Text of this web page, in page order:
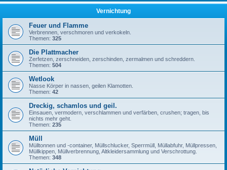
Vernichtung
Feuer und Flamme
Verbrennen, verschmoren und verkokeln.
Themen: 325
Die Plattmacher
Zerfetzen, zerschneiden, zerschinden, zermalmen und schreddern.
Themen: 504
Wetlook
Nasse Körper in nassen, geilen Klamotten.
Themen: 42
Dreckig, schamlos und geil.
Einsauen, vermodern, verschlammen und verfärben, crushen; tragen, bis
nichts mehr geht.
Themen: 235
Müll
Mülltonnen und -container, Müllschlucker, Sperrmüll, Müllabfuhr, Müllpressen,
Müllkippen, Müllverbrennung, Altkleidersammlung und Verschrottung.
Themen: 348